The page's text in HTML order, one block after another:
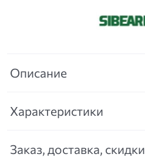
Описание
Характеристики
Заказ, доставка, скидки